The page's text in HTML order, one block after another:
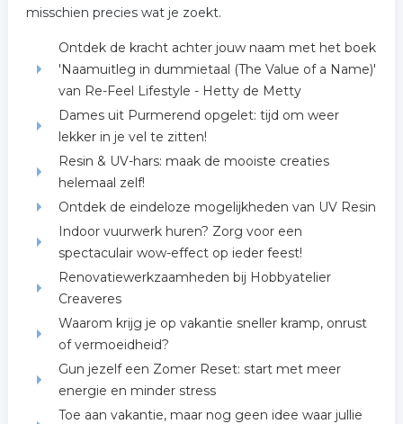
misschien precies wat je zoekt.
Ontdek de kracht achter jouw naam met het boek
'Naamuitleg in dummietaal (The Value of a Name)'
van Re-Feel Lifestyle - Hetty de Metty
Dames uit Purmerend opgelet: tijd om weer
lekker in je vel te zitten!
Resin & UV-hars: maak de mooiste creaties
helemaal zelf!
Ontdek de eindeloze mogelijkheden van UV Resin
Indoor vuurwerk huren? Zorg voor een
spectaculair wow-effect op ieder feest!
Renovatiewerkzaamheden bij Hobbyatelier
Creaveres
Waarom krijg je op vakantie sneller kramp, onrust
of vermoeidheid?
Gun jezelf een Zomer Reset: start met meer
energie en minder stress
Toe aan vakantie, maar nog geen idee waar jullie